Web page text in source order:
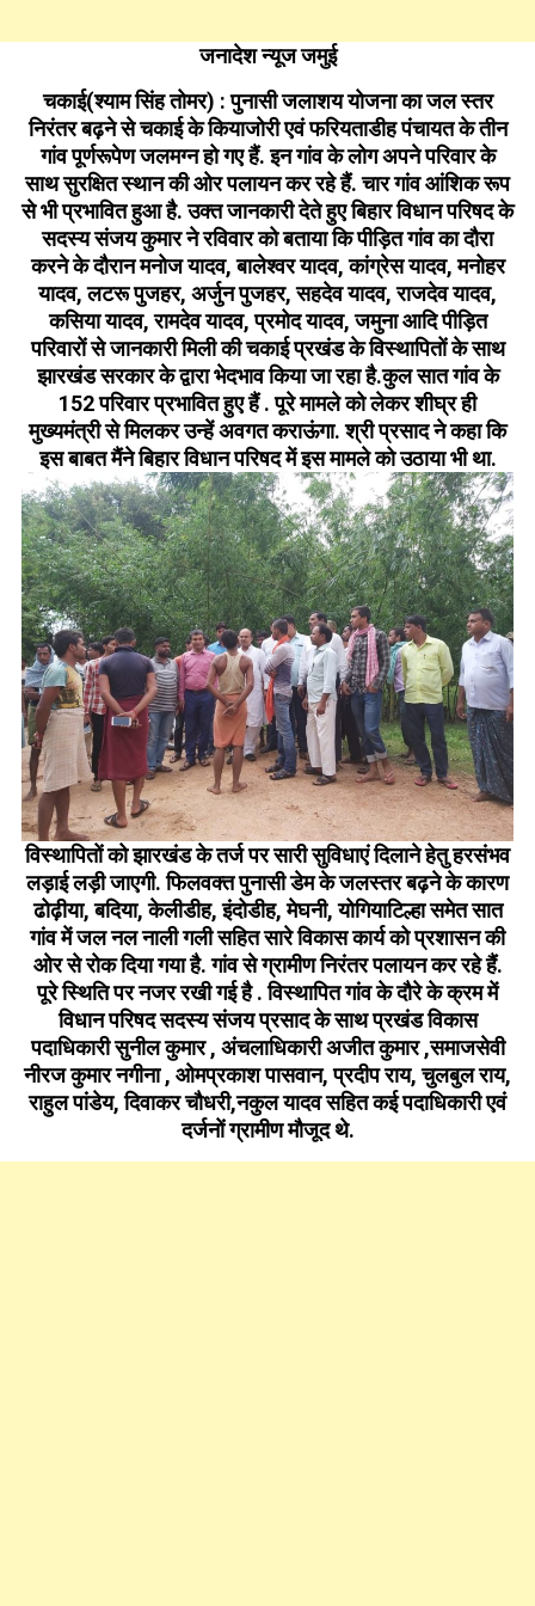
जनादेश न्यूज जमुई
चकाई(श्याम सिंह तोमर) : पुनासी जलाशय योजना का जल स्तर
निरंतर बढ़ने से चकाई के कियाजोरी एवं फरियताडीह पंचायत के तीन
गांव पूर्णरूपेण जलमग्न हो गए हैं. इन गांव के लोग अपने परिवार के
साथ सुरक्षित स्थान की ओर पलायन कर रहे हैं. चार गांव आंशिक रूप
से भी प्रभावित हुआ है. उक्त जानकारी देते हुए बिहार विधान परिषद के
सदस्य संजय कुमार ने रविवार को बताया कि पीड़ित गांव का दौरा
करने के दौरान मनोज यादव, बालेश्वर यादव, कांग्रेस यादव, मनोहर
यादव, लटरू पुजहर, अर्जुन पुजहर, सहदेव यादव, राजदेव यादव,
कसिया यादव, रामदेव यादव, प्रमोद यादव, जमुना आदि पीड़ित
परिवारों से जानकारी मिली की चकाई प्रखंड के विस्थापितों के साथ
झारखंड सरकार के द्वारा भेदभाव किया जा रहा है.कुल सात गांव के
152 परिवार प्रभावित हुए हैं . पूरे मामले को लेकर शीघ्र ही
मुख्यमंत्री से मिलकर उन्हें अवगत कराऊंगा. श्री प्रसाद ने कहा कि
इस बाबत मैंने बिहार विधान परिषद में इस मामले को उठाया भी था.
विस्थापितों को झारखंड के तर्ज पर सारी सुविधाएं दिलाने हेतु हरसंभव
लड़ाई लड़ी जाएगी. फिलवक्त पुनासी डेम के जलस्तर बढ़ने के कारण
ढोढ़ीया, बदिया, केलीडीह, इंदोडीह, मेघनी, योगियाटिल्हा समेत सात
गांव में जल नल नाली गली सहित सारे विकास कार्य को प्रशासन की
ओर से रोक दिया गया है. गांव से ग्रामीण निरंतर पलायन कर रहे हैं.
पूरे स्थिति पर नजर रखी गई है . विस्थापित गांव के दौरे के क्रम में
विधान परिषद सदस्य संजय प्रसाद के साथ प्रखंड विकास
पदाधिकारी सुनील कुमार , अंचलाधिकारी अजीत कुमार ,समाजसेवी
नीरज कुमार नगीना , ओमप्रकाश पासवान, प्रदीप राय, चुलबुल राय,
राहुल पांडेय, दिवाकर चौधरी,नकुल यादव सहित कई पदाधिकारी एवं
दर्जनों ग्रामीण मौजूद थे.